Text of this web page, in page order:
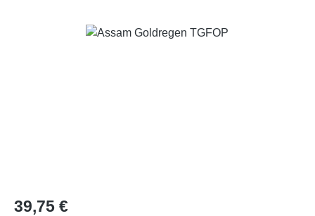
Bildergalerie überspringen
Regulärer Preis:
39,75 €